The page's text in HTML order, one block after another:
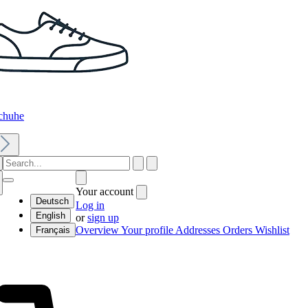
Deutsch
English
Français
Your account
Log in
orsign up
OverviewYour profile Addresses Orders Wishlist